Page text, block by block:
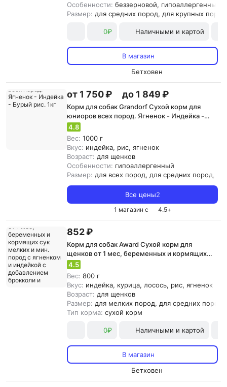
Особенности: беззерновой, гипоаллергенный
Размер: для средних пород, для крупных пород
0₽ Наличными и картой
В магазин
Бетховен
от 1 750 ₽ до 1 849 ₽
Корм для собак Grandorf Сухой корм для
юниоров всех пород. Ягненок - Индейка -
Бурый рис. 1кг
4.8
Вес: 1000 г
Вкус: индейка, рис, ягненок
Возраст: для щенков
Особенности: гипоаллергенный
Размер: для всех пород, для средних пород,
Все цены2
1 магазин с 4.5+
852 ₽
Корм для собак Award Сухой корм для
щенков от 1 мес, беременных и кормящих
сук мелких и мин. пород с ягненком и
индейкой с добавлением брокколи и
брусники 800г
4.5
Вес: 800 г
Вкус: индейка, курица, лосось, рис, ягненок
Возраст: для щенков
Размер: для мелких пород, для средних пород
Тип корма: сухой корм
0₽ Наличными и картой
В магазин
Бетховен